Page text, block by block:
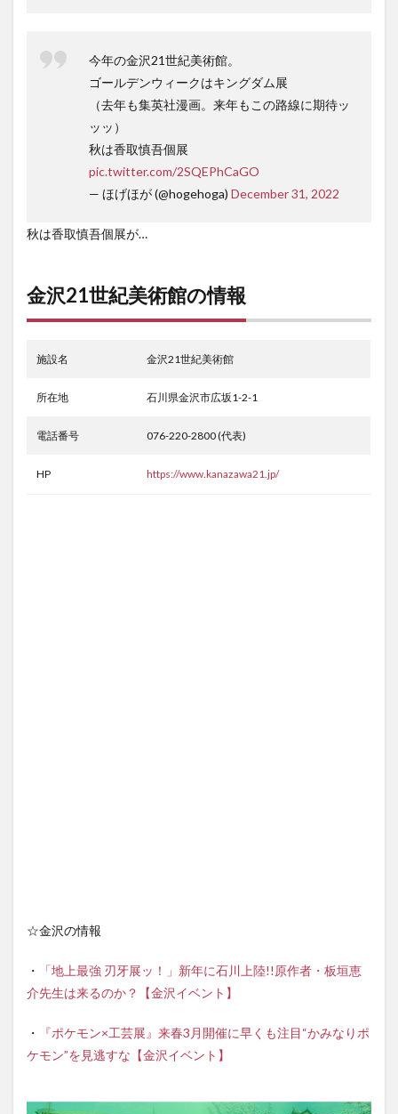
今年の金沢21世紀美術館。
ゴールデンウィークはキングダム展
（去年も集英社漫画。来年もこの路線に期待ッ
ッッ）
秋は香取慎吾個展
pic.twitter.com/2SQEPhCaGO
— ほげほが (@hogehoga) December 31, 2022
秋は香取慎吾個展が…
金沢21世紀美術館の情報
施設名 金沢21世紀美術館
所在地 石川県金沢市広坂1-2-1
電話番号 076-220-2800 (代表)
HP https://www.kanazawa21.jp/
☆金沢の情報
・
「地上最強 刃牙展ッ！」新年に石川上陸!!原作者・板垣恵
介先生は来るのか？【金沢イベント】
・
『ポケモン×工芸展』来春3月開催に早くも注目“かみなりポ
ケモン”を見逃すな【金沢イベント】